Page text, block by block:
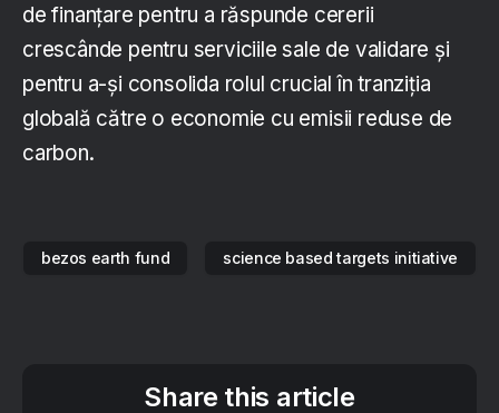
de finanțare pentru a răspunde cererii
crescânde pentru serviciile sale de validare și
pentru a-și consolida rolul crucial în tranziția
globală către o economie cu emisii reduse de
carbon.
bezos earth fund science based targets initiative
Share this article